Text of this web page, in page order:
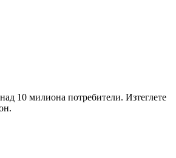
10 милиона потребители. Изтеглете